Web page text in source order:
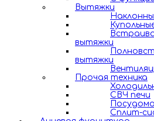
Вытяжки
вытяжки
вытяжки
Прочая техника
СВЧ печи
Сплит-